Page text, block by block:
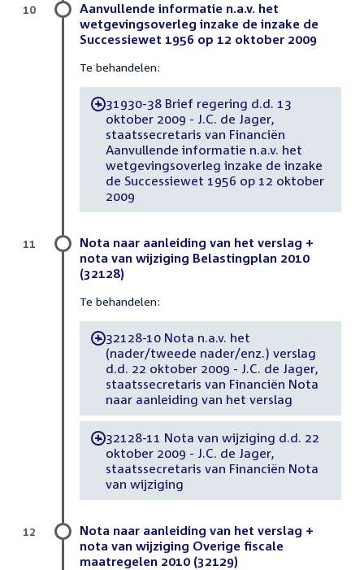
Aanvullende informatie n.a.v. het
wetgevingsoverleg inzake de inzake de
Successiewet 1956 op 12 oktober 2009
Te behandelen:
-31930-38 Brief regering d.d. 13
oktober 2009 - J.C. de Jager,
staatssecretaris van Financiën
Aanvullende informatie n.a.v. het
wetgevingsoverleg inzake de inzake
de Successiewet 1956 op 12 oktober
2009
10
Nota naar aanleiding van het verslag +
nota van wijziging Belastingplan 2010
(32128)
Te behandelen:
-32128-10 Nota n.a.v. het
(nader/tweede nader/enz.) verslag
d.d. 22 oktober 2009 - J.C. de Jager,
staatssecretaris van Financiën Nota
naar aanleiding van het verslag
-32128-11 Nota van wijziging d.d. 22
oktober 2009 - J.C. de Jager,
staatssecretaris van Financiën Nota
van wijziging
11
Nota naar aanleiding van het verslag +
nota van wijziging Overige fiscale
maatregelen 2010 (32129)
12